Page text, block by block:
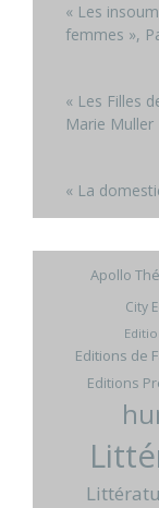
« Les
femmes »,
« Les Filles
Marie Muller
« La
Apollo
City
Editions de
Editions